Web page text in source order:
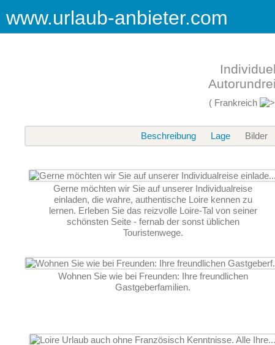
www.urlaub-anbieter.com
( Frankreich
Beschreibung Lage Bilder
Gerne möchten wir Sie auf unserer Individualreise
einladen, die wahre, authentische Loire kennen zu
lernen. Erleben Sie das reizvolle Loire-Tal von seiner
schönsten Seite - fernab der sonst üblichen
Touristenwege.
Wohnen Sie wie bei Freunden: Ihre freundlichen
Gastgeberfamilien.